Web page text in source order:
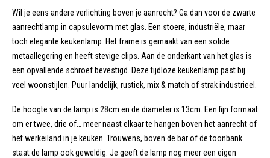
Wil je eens andere verlichting boven je aanrecht? Ga dan voor de zwarte
aanrechtlamp in capsulevorm met glas. Een stoere, industriële, maar
toch elegante keukenlamp. Het frame is gemaakt van een solide
metaallegering en heeft stevige clips. Aan de onderkant van het glas is
een opvallende schroef bevestigd. Deze tijdloze keukenlamp past bij
veel woonstijlen. Puur landelijk, rustiek, mix & match of strak industrieel.
De hoogte van de lamp is 28cm en de diameter is 13cm. Een fijn formaat
om er twee, drie of… meer naast elkaar te hangen boven het aanrecht of
het werkeiland in je keuken. Trouwens, boven de bar of de toonbank
staat de lamp ook geweldig. Je geeft de lamp nog meer een eigen